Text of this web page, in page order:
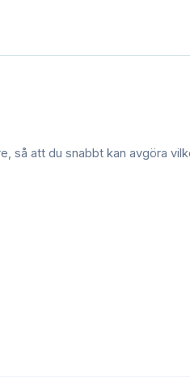
så att du snabbt kan avgöra